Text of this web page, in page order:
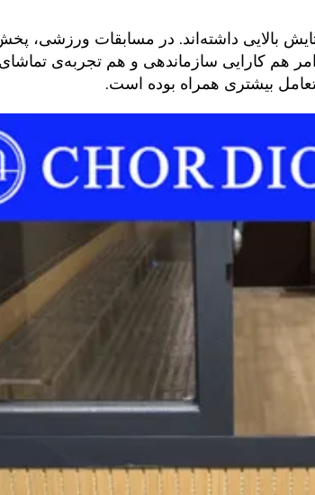
بالایی داشته‌اند. در مسابقات ورزشی،
هم کارایی سازماندهی و هم تجربه‌ی
تعامل بیشتری همراه بوده است.